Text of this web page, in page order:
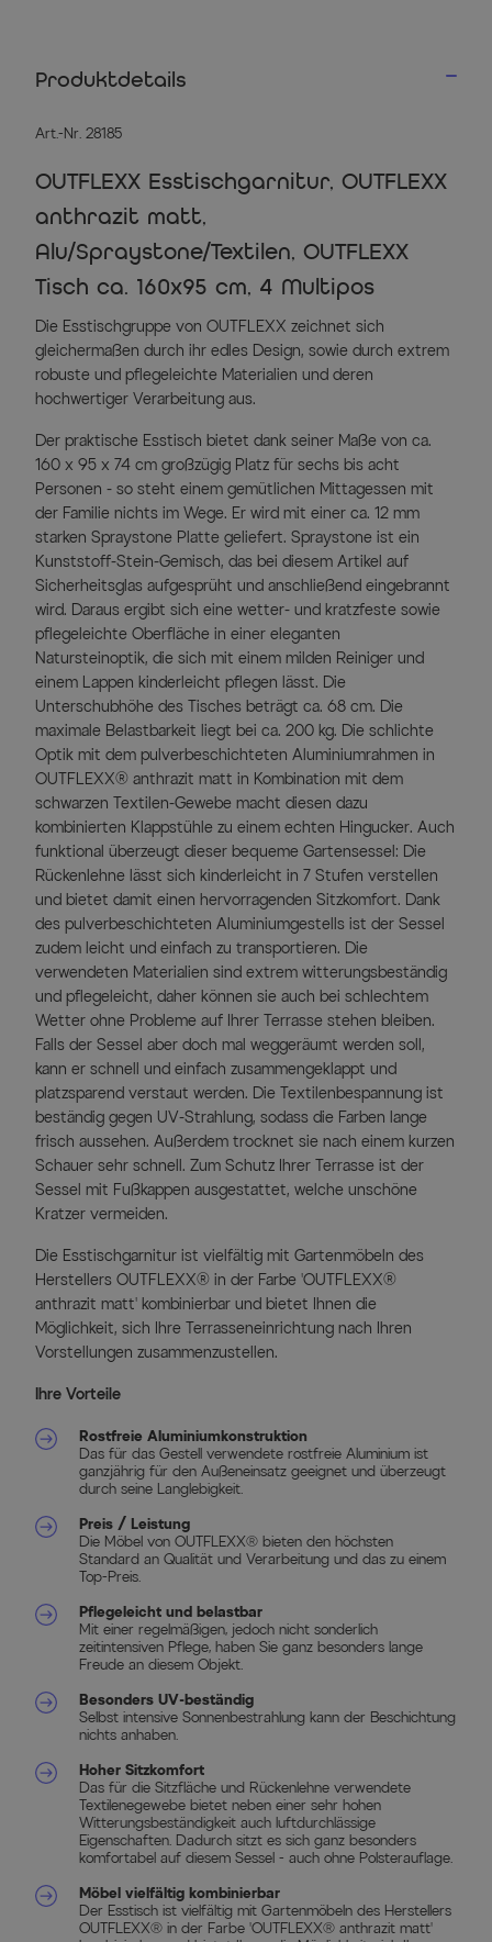
Produktdetails
Art.-Nr. 28185
OUTFLEXX Esstischgarnitur, OUTFLEXX
anthrazit matt,
Alu/Spraystone/Textilen, OUTFLEXX
Tisch ca. 160x95 cm, 4 Multipos
Die Esstischgruppe von OUTFLEXX zeichnet sich
gleichermaßen durch ihr edles Design, sowie durch extrem
robuste und pflegeleichte Materialien und deren
hochwertiger Verarbeitung aus.
Der praktische Esstisch bietet dank seiner Maße von ca.
160 x 95 x 74 cm großzügig Platz für sechs bis acht
Personen - so steht einem gemütlichen Mittagessen mit
der Familie nichts im Wege. Er wird mit einer ca. 12 mm
starken Spraystone Platte geliefert. Spraystone ist ein
Kunststoff-Stein-Gemisch, das bei diesem Artikel auf
Sicherheitsglas aufgesprüht und anschließend eingebrannt
wird. Daraus ergibt sich eine wetter- und kratzfeste sowie
pflegeleichte Oberfläche in einer eleganten
Natursteinoptik, die sich mit einem milden Reiniger und
einem Lappen kinderleicht pflegen lässt. Die
Unterschubhöhe des Tisches beträgt ca. 68 cm. Die
maximale Belastbarkeit liegt bei ca. 200 kg. Die schlichte
Optik mit dem pulverbeschichteten Aluminiumrahmen in
OUTFLEXX® anthrazit matt in Kombination mit dem
schwarzen Textilen-Gewebe macht diesen dazu
kombinierten Klappstühle zu einem echten Hingucker. Auch
funktional überzeugt dieser bequeme Gartensessel: Die
Rückenlehne lässt sich kinderleicht in 7 Stufen verstellen
und bietet damit einen hervorragenden Sitzkomfort. Dank
des pulverbeschichteten Aluminiumgestells ist der Sessel
zudem leicht und einfach zu transportieren. Die
verwendeten Materialien sind extrem witterungsbeständig
und pflegeleicht, daher können sie auch bei schlechtem
Wetter ohne Probleme auf Ihrer Terrasse stehen bleiben.
Falls der Sessel aber doch mal weggeräumt werden soll,
kann er schnell und einfach zusammengeklappt und
platzsparend verstaut werden. Die Textilenbespannung ist
beständig gegen UV-Strahlung, sodass die Farben lange
frisch aussehen. Außerdem trocknet sie nach einem kurzen
Schauer sehr schnell. Zum Schutz Ihrer Terrasse ist der
Sessel mit Fußkappen ausgestattet, welche unschöne
Kratzer vermeiden.
Die Esstischgarnitur ist vielfältig mit Gartenmöbeln des
Herstellers OUTFLEXX® in der Farbe 'OUTFLEXX®
anthrazit matt' kombinierbar und bietet Ihnen die
Möglichkeit, sich Ihre Terrasseneinrichtung nach Ihren
Vorstellungen zusammenzustellen.
Ihre Vorteile
Rostfreie Aluminiumkonstruktion
Das für das Gestell verwendete rostfreie Aluminium ist
ganzjährig für den Außeneinsatz geeignet und überzeugt
durch seine Langlebigkeit.
Preis / Leistung
Die Möbel von OUTFLEXX® bieten den höchsten
Standard an Qualität und Verarbeitung und das zu einem
Top-Preis.
Pflegeleicht und belastbar
Mit einer regelmäßigen, jedoch nicht sonderlich
zeitintensiven Pflege, haben Sie ganz besonders lange
Freude an diesem Objekt.
Besonders UV-beständig
Selbst intensive Sonnenbestrahlung kann der Beschichtung
nichts anhaben.
Hoher Sitzkomfort
Das für die Sitzfläche und Rückenlehne verwendete
Textilenegewebe bietet neben einer sehr hohen
Witterungsbeständigkeit auch luftdurchlässige
Eigenschaften. Dadurch sitzt es sich ganz besonders
komfortabel auf diesem Sessel - auch ohne Polsterauflage.
Möbel vielfältig kombinierbar
Der Esstisch ist vielfältig mit Gartenmöbeln des Herstellers
OUTFLEXX® in der Farbe 'OUTFLEXX® anthrazit matt'